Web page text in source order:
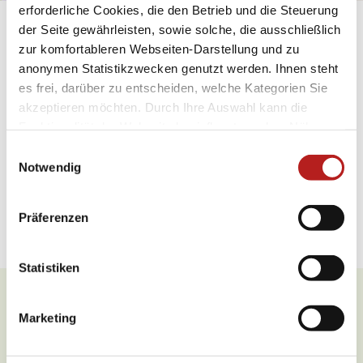
erforderliche Cookies, die den Betrieb und die Steuerung
der Seite gewährleisten, sowie solche, die ausschließlich
zur komfortableren Webseiten-Darstellung und zu
anonymen Statistikzwecken genutzt werden. Ihnen steht
es frei, darüber zu entscheiden, welche Kategorien Sie
akzeptieren möchten. Durch Ihre Auswahl kann die
Datenschutzbestimmungen.
Notwendig
Präferenzen
Statistiken
Marketing
Allgemeine Informationen
Öffnungszeiten
Zahlungsmöglichkeiten
Spezialitäten
Weitere Infos
Was möchten Sie als nächstes